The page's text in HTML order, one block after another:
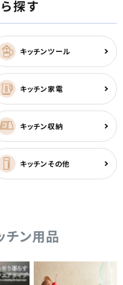
探す
キッチンツール
キッチン家電
キッチン収納
キッチンその他
チン用品